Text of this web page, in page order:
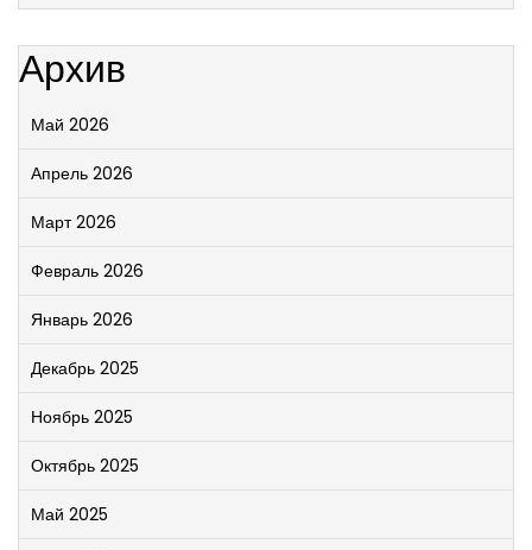
Архив
Май 2026
Апрель 2026
Март 2026
Февраль 2026
Январь 2026
Декабрь 2025
Ноябрь 2025
Октябрь 2025
Май 2025